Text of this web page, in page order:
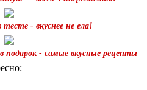
- вкуснее не ела!
- самые вкусные рецепты